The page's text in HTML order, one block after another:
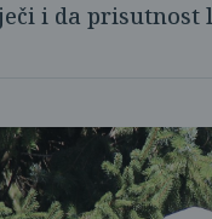
i da prisutnost